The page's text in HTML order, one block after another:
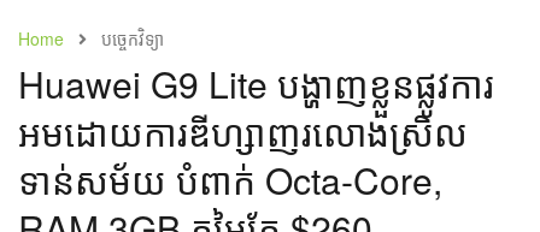
Home បច្ចេកវិទ្យា
Huawei G9 Lite បង្ហាញ​ខ្លួន​ផ្លូវការ​
អម​ដោយ​ការ​ឌីហ្សាញ​រលោង​ស្រិល​​
ទាន់សម័យ បំពាក់ Octa-Core,